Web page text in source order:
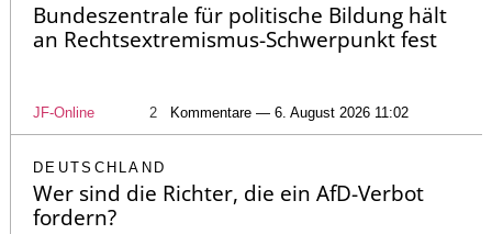
Bundeszentrale für politische Bildung hält
an Rechtsextremismus-Schwerpunkt fest
JF-Online 2 Kommentare — 6. August 2026 11:02
DEUTSCHLAND
Wer sind die Richter, die ein AfD-Verbot
fordern?